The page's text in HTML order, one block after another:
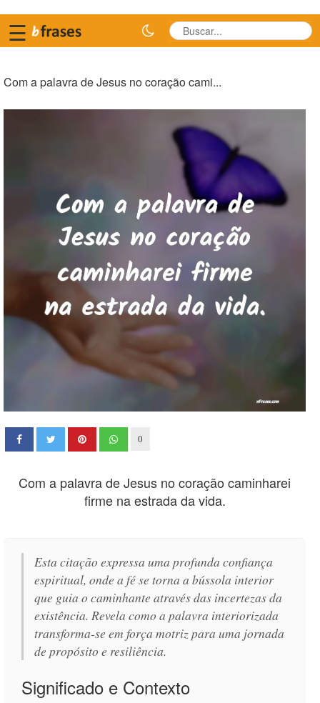
☰
Com a palavra de Jesus no coração cami...
0
Com a palavra de Jesus no coração caminharei
firme na estrada da vida.
Esta citação expressa uma profunda confiança
espiritual, onde a fé se torna a bússola interior
que guia o caminhante através das incertezas da
existência. Revela como a palavra interiorizada
transforma-se em força motriz para uma jornada
de propósito e resiliência.
Significado e Contexto